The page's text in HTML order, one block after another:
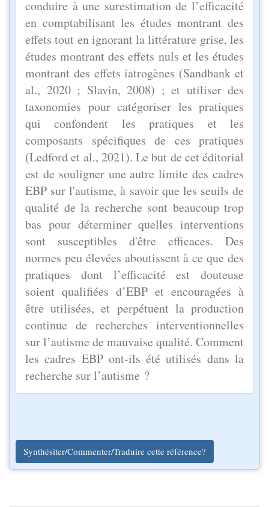
conduire à une surestimation de l’efficacité
en comptabilisant les études montrant des
effets tout en ignorant la littérature grise, les
études montrant des effets nuls et les études
montrant des effets iatrogènes (Sandbank et
al., 2020 ; Slavin, 2008) ; et utiliser des
taxonomies pour catégoriser les pratiques
qui confondent les pratiques et les
composants spécifiques de ces pratiques
(Ledford et al., 2021). Le but de cet éditorial
est de souligner une autre limite des cadres
EBP sur l'autisme, à savoir que les seuils de
qualité de la recherche sont beaucoup trop
bas pour déterminer quelles interventions
sont susceptibles d'être efficaces. Des
normes peu élevées aboutissent à ce que des
pratiques dont l’efficacité est douteuse
soient qualifiées d’EBP et encouragées à
être utilisées, et perpétuent la production
continue de recherches interventionnelles
sur l’autisme de mauvaise qualité. Comment
les cadres EBP ont-ils été utilisés dans la
recherche sur l’autisme ?
Synthésiter/Commenter/Traduire cette référence?